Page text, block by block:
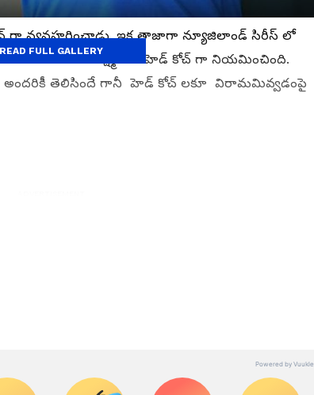
గా వ్యవహరించాడు. ఇక తాజాగా న్యూజిలాండ్ సిరీస్ లో
కూ బీసీసీఐ లక్ష్మణ్ నే హెడ్ కోచ్ గా నియమించింది.
తెలిసిందే గానీ హెడ్ కోచ్ లకూ విరామమివ్వడంపై
FULL GALLERY